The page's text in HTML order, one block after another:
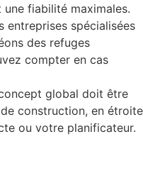
fiabilité maximales.
entreprises spécialisées
des refuges
compter en cas
global doit être
construction, en étroite
ou votre planificateur.